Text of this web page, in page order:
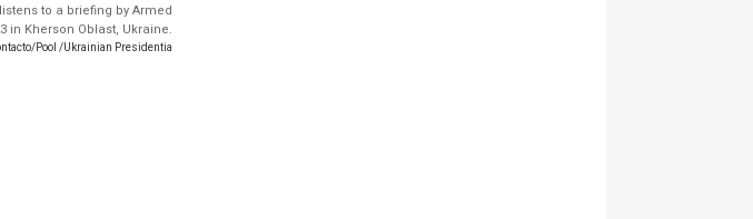
to a briefing by Armed
in Kherson Oblast, Ukraine.
Pool /Ukrainian Presidentia